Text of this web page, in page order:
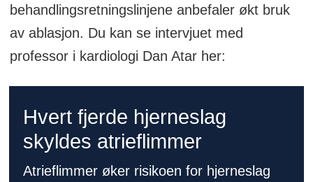
behandlingsretningslinjene anbefaler økt bruk
av ablasjon. Du kan se intervjuet med
professor i kardiologi Dan Atar her:
Hvert fjerde hjerneslag
skyldes atrieflimmer
Atrieflimmer øker risikoen for hjerneslag